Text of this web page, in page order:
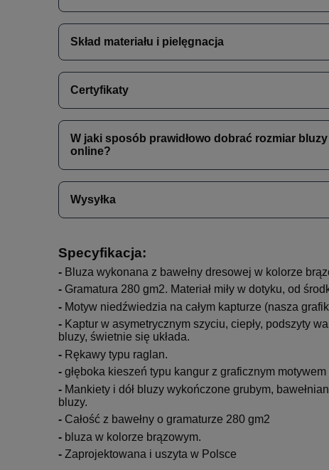
Skład materiału i pielęgnacja
Certyfikaty
W jaki sposób prawidłowo dobrać rozmiar
online?
Wysyłka
Specyfikacja:
- Bluza wykonana z bawełny dresowej w kolorze
- Gramatura 280 gm2. Materiał miły w dotyku, od
- Motyw niedźwiedzia na całym kapturze (nasza
- Kaptur w asymetrycznym szyciu, ciepły, podszyty
bluzy, świetnie się układa.
- Rękawy typu raglan.
- głęboka kieszeń typu kangur z graficznym
- Mankiety i dół bluzy wykończone grubym,
bluzy.
- Całość z bawełny o gramaturze 280 gm2
- bluza w kolorze brązowym.
- Zaprojektowana i uszyta w Polsce